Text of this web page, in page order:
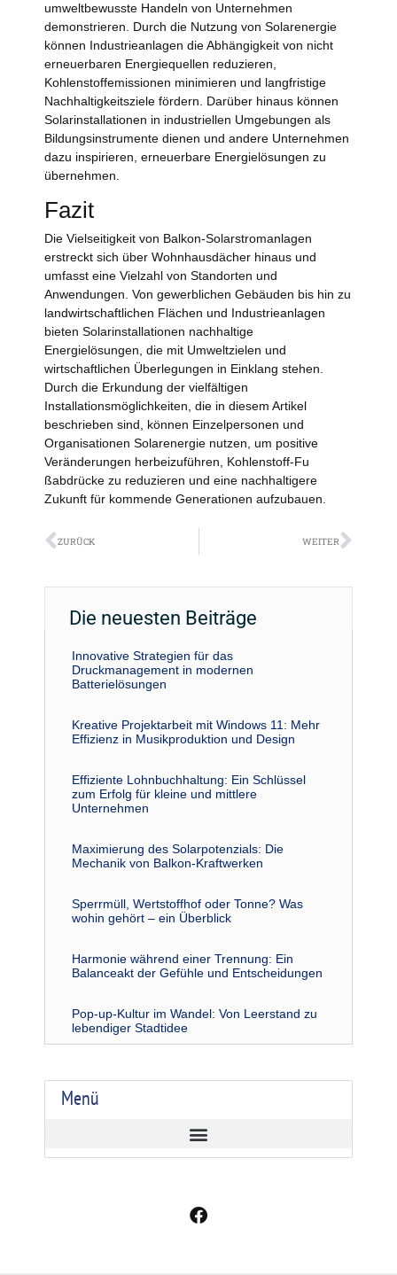
umweltbewusste Handeln von Unternehmen
demonstrieren. Durch die Nutzung von Solarenergie
können Industrieanlagen die Abhängigkeit von nicht
erneuerbaren Energiequellen reduzieren,
Kohlenstoffemissionen minimieren und langfristige
Nachhaltigkeitsziele fördern. Darüber hinaus können
Solarinstallationen in industriellen Umgebungen als
Bildungsinstrumente dienen und andere Unternehmen
dazu inspirieren, erneuerbare Energielösungen zu
übernehmen.
Fazit
Die Vielseitigkeit von Balkon-Solarstromanlagen
erstreckt sich über Wohnhausdächer hinaus und
umfasst eine Vielzahl von Standorten und
Anwendungen. Von gewerblichen Gebäuden bis hin zu
landwirtschaftlichen Flächen und Industrieanlagen
bieten Solarinstallationen nachhaltige
Energielösungen, die mit Umweltzielen und
wirtschaftlichen Überlegungen in Einklang stehen.
Durch die Erkundung der vielfältigen
Installationsmöglichkeiten, die in diesem Artikel
beschrieben sind, können Einzelpersonen und
Organisationen Solarenergie nutzen, um positive
Veränderungen herbeizuführen, Kohlenstoff-Fu
ßabdrücke zu reduzieren und eine nachhaltigere
Zukunft für kommende Generationen aufzubauen.
Zurück
ZURÜCK WEITER
Die neuesten Beiträge
Innovative Strategien für das
Druckmanagement in modernen
Batterielösungen
Kreative Projektarbeit mit Windows 11: Mehr
Effizienz in Musikproduktion und Design
Effiziente Lohnbuchhaltung: Ein Schlüssel
zum Erfolg für kleine und mittlere
Unternehmen
Maximierung des Solarpotenzials: Die
Mechanik von Balkon-Kraftwerken
Sperrmüll, Wertstoffhof oder Tonne? Was
wohin gehört – ein Überblick
Harmonie während einer Trennung: Ein
Balanceakt der Gefühle und Entscheidungen
Pop-up-Kultur im Wandel: Von Leerstand zu
lebendiger Stadtidee
Menü
F
a